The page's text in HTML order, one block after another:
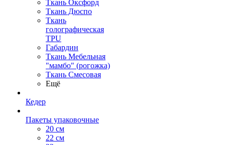
Ткань Оксфорд
Ткань Дюспо
Ткань
голографическая
TPU
Габардин
Ткань Мебельная
"мамбо" (рогожка)
Ткань Смесовая
Ещё
Кедер
Пакеты упаковочные
20 см
22 см